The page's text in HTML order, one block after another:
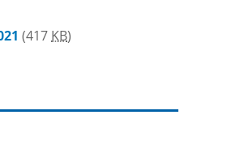
(417 KB)